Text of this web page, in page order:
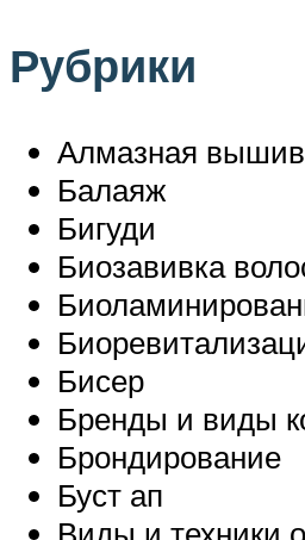
Рубрики
Алмазная
Балаяж
Бигуди
Биозавивка
Бисер
Бренды и виды
Брондирование
Буст ап